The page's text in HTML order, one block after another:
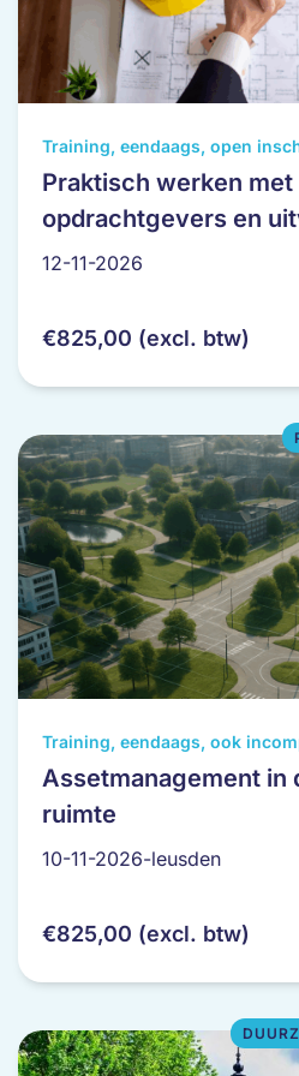
Training, eendaags, open
Praktisch werken met
opdrachtgevers en
partijen
12-11-2026
€825,00 (excl. btw)
Dit
product
heeft
meerdere
variaties.
kan
op
de
productpagina
Training, eendaags, ook
Assetmanagement in
ruimte
10-11-2026-leusden
€825,00 (excl. btw)
Dit
product
heeft
meerdere
variaties.
kan
op
de